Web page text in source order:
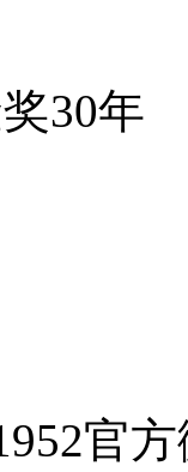
30年
官